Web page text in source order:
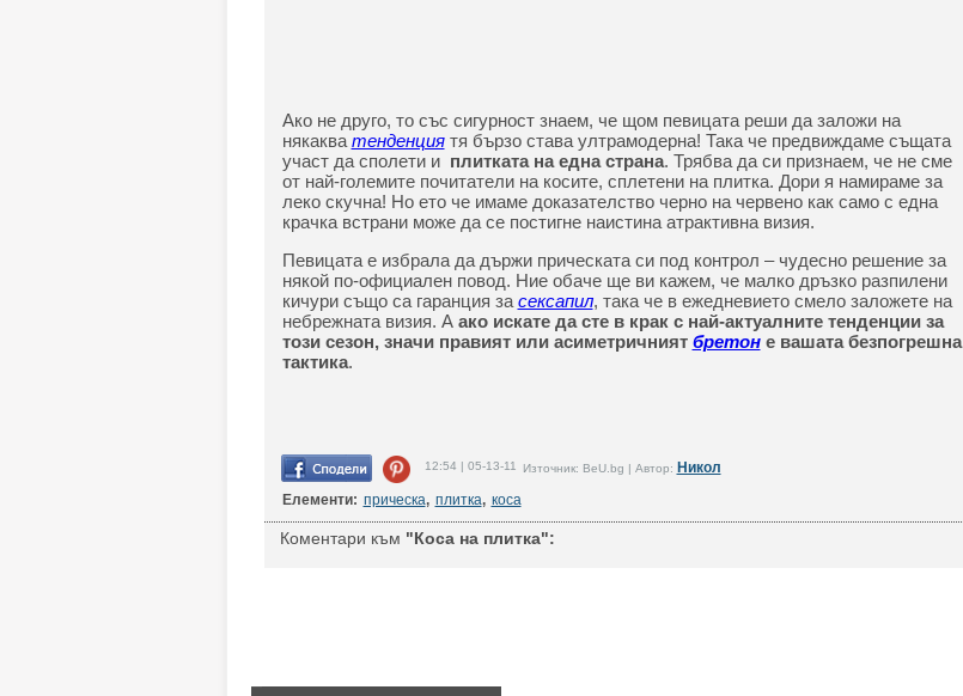
Ако не друго, то със сигурност знаем, че щом певицата реши да заложи на
някаква тенденциятя бързо става ултрамодерна! Така че предвиждаме същата
участ да сполети и плитката на една страна. Трябва да си признаем, че не сме
от най-големите почитатели на косите, сплетени на плитка. Дори я намираме за
леко скучна! Но ето че имаме доказателство черно на червено как само с една
крачка встрани може да се постигне наистина атрактивна визия.
Певицата е избрала да държи прическата си под контрол – чудесно решение за
някой по-официален повод. Ние обаче ще ви кажем, че малко дръзко разпилени
кичури също са гаранция за сексапил, така че в ежедневието смело заложете на
небрежната визия. А ако искате да сте в крак с най-актуалните тенденции за
този сезон, значи правият или асиметричният бретоне вашата безпогрешна
тактика.
12:54 | 05-13-11 Източник: BeU.bg | Автор: Никол
Елементи: прическа, плитка, коса
Коментари към "Коса на плитка":